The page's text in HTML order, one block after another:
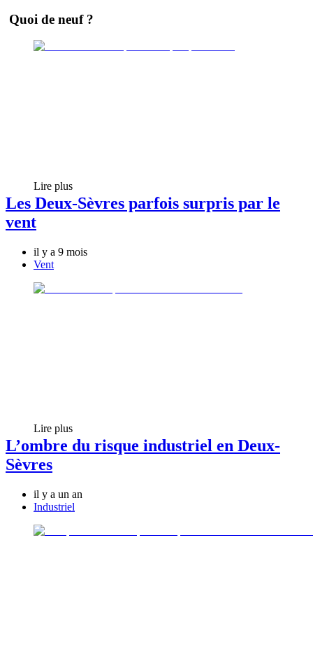
Quoi de neuf ?
Lire plus
Les Deux-Sèvres parfois surpris par le
vent
il y a 9 mois
Vent
Lire plus
L’ombre du risque industriel en Deux-
Sèvres
il y a un an
Industriel